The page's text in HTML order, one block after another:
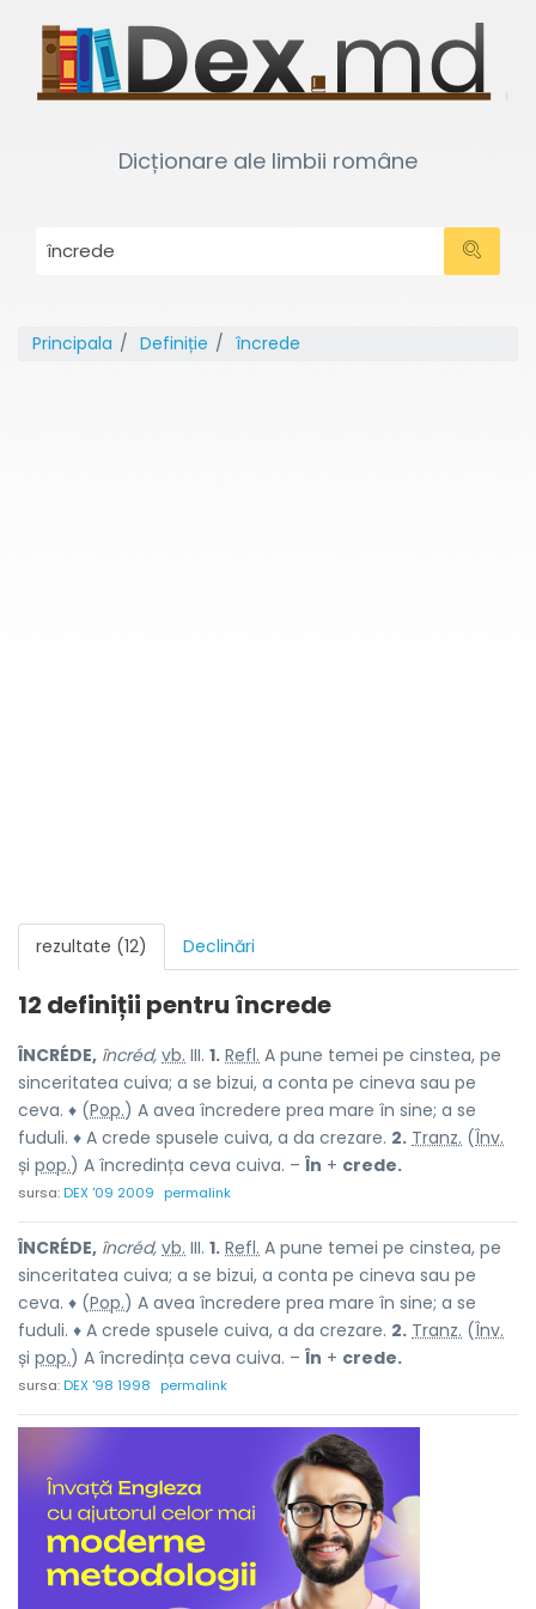
Dicționare ale limbii române
Principala Definiție încrede
rezultate (12) Declinări
12 definiții pentru încrede
ÎNCRÉDE, încréd, vb. III. 1. Refl. A pune temei pe cinstea, pe
sinceritatea cuiva; a se bizui, a conta pe cineva sau pe
ceva. ♦ (Pop.) A avea încredere prea mare în sine; a se
fuduli. ♦ A crede spusele cuiva, a da crezare. 2. Tranz. (Înv.
și pop.) A încredința ceva cuiva. – În + crede.
sursa:DEX '09 2009 permalink
ÎNCRÉDE, încréd, vb. III. 1. Refl. A pune temei pe cinstea, pe
sinceritatea cuiva; a se bizui, a conta pe cineva sau pe
ceva. ♦ (Pop.) A avea încredere prea mare în sine; a se
fuduli. ♦ A crede spusele cuiva, a da crezare. 2. Tranz. (Înv.
și pop.) A încredința ceva cuiva. – În + crede.
sursa:DEX '98 1998 permalink